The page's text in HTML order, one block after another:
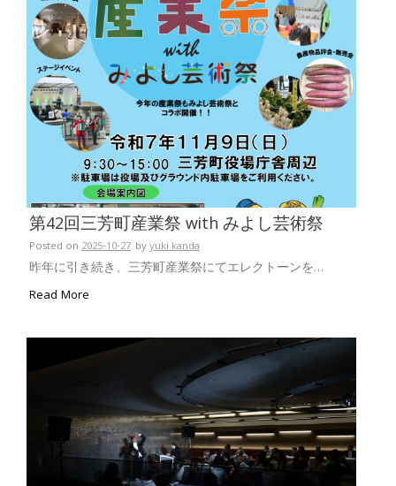
第42回三芳町産業祭 with みよし芸術祭
Posted on 2025-10-27 byyuki kanda
昨年に引き続き、三芳町産業祭にてエレクトーンを…
Read More